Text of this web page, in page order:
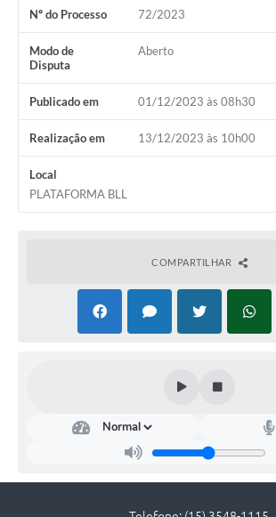
Serviços Online
A Prefeitura
Telefones Úteis
Transparência
Jornal
Nº do Processo 72/2023
Modo de
Disputa
Aberto
Publicado em 01/12/2023 às 08h30
Realização em 13/12/2023 às 10h00
Local
PLATAFORMA BLL
COMPARTILHAR